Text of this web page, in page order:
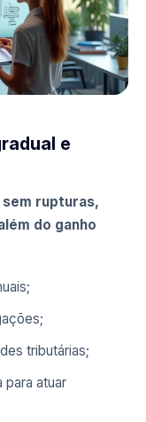
e
rupturas,
do ganho
tributárias;
para atuar